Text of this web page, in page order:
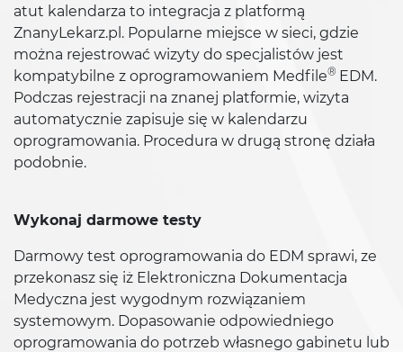
atut kalendarza to integracja z platformą
ZnanyLekarz.pl. Popularne miejsce w sieci, gdzie
można rejestrować wizyty do specjalistów jest
kompatybilne z oprogramowaniem Medfile® EDM.
Podczas rejestracji na znanej platformie, wizyta
automatycznie zapisuje się w kalendarzu
oprogramowania. Procedura w drugą stronę działa
podobnie.
Wykonaj darmowe testy
Darmowy test oprogramowania do EDM sprawi, ze
przekonasz się iż Elektroniczna Dokumentacja
Medyczna jest wygodnym rozwiązaniem
systemowym. Dopasowanie odpowiedniego
oprogramowania do potrzeb własnego gabinetu lub